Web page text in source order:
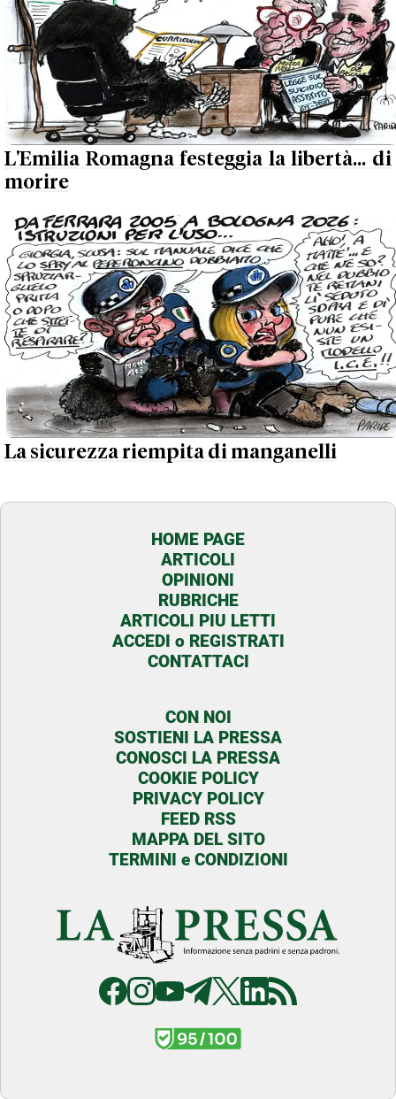
L'Emilia Romagna festeggia la libertà... di
morire
La sicurezza riempita di manganelli
HOME PAGE
ARTICOLI
OPINIONI
RUBRICHE
ARTICOLI PIU LETTI
ACCEDI o REGISTRATI
CONTATTACI
CON NOI
SOSTIENI LA PRESSA
CONOSCI LA PRESSA
COOKIE POLICY
PRIVACY POLICY
FEED RSS
MAPPA DEL SITO
TERMINI e CONDIZIONI